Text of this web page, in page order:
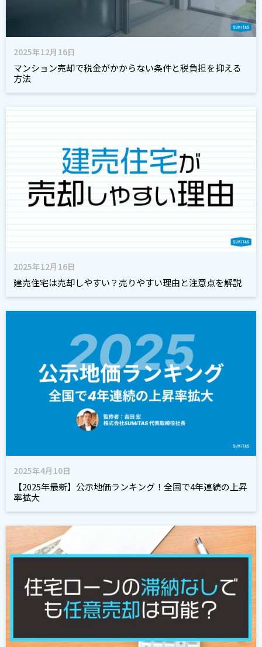
2025年12月16日
マンション売却で税金がかからない条件と税負担を抑える
方法
2025年12月16日
建売住宅は売却しやすい？売りやすい理由と注意点を解説
2025年4月10日
【2025年最新】公示地価ランキング！全国で4年連続の上昇
率拡大